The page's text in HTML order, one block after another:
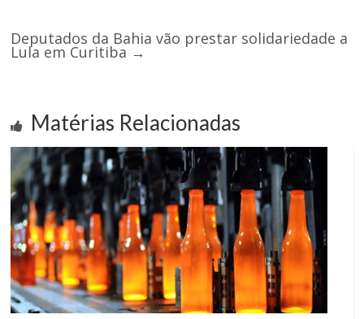
Deputados da Bahia vão prestar solidariedade a
Lula em Curitiba →
Matérias Relacionadas